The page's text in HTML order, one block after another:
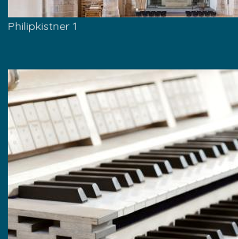
Philipkistner 1